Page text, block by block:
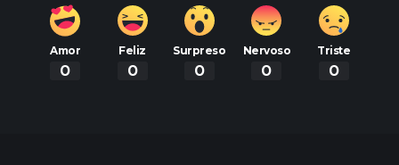
Amor
0
Feliz
0
Surpreso
0
Nervoso
0
Triste
0